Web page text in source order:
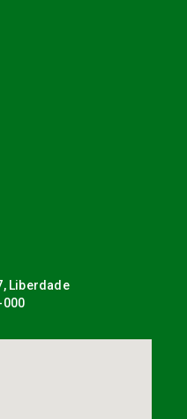
Liberdade
000